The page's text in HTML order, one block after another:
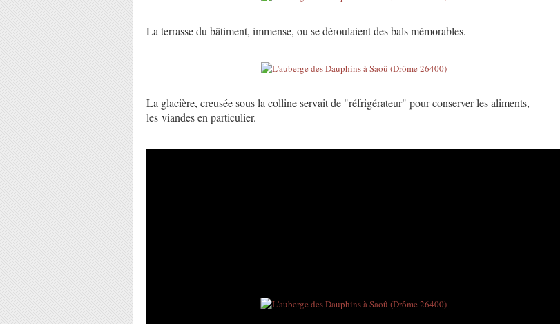
La terrasse du bâtiment, immense, ou se déroulaient des bals mémorables.
La glacière, creusée sous la colline servait de "réfrigérateur" pour conserver les aliments,
les viandes en particulier.